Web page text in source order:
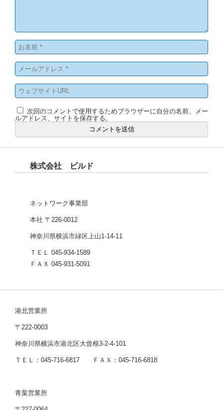
次回のコメントで使用するためブラウザーに自分の名前、メー
ルアドレス、サイトを保存する。
株式会社 ビルド
ネットワーク事業部
本社 〒226-0012
神奈川県横浜市緑区上山1-14-11
ＴＥＬ 045-934-1589
ＦＡＸ 045-931-5091
港北営業所
〒222-0003
神奈川県横浜市港北区大曾根3-2-4-101
ＴＥＬ：045-716-6817 ＦＡＸ：045-716-6818
青葉営業所